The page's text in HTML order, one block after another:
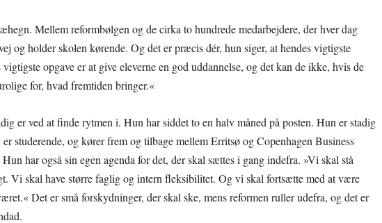
Mellem reformbølgen og de cirka to hundrede medarbejdere, der hver dag
og holder skolen kørende. Og det er præcis dér, hun siger, at hendes vigtigste
opgave er at give eleverne en god uddannelse, og det kan de ikke, hvis de
for, hvad fremtiden bringer.«
er ved at finde rytmen i. Hun har siddet to en halv måned på posten. Hun er stadig
studerende, og kører frem og tilbage mellem Erritsø og Copenhagen Business
har også sin egen agenda for det, der skal sættes i gang indefra. »Vi skal stå
Vi skal have større faglig og intern fleksibilitet. Og vi skal fortsætte med at være
Det er små forskydninger, der skal ske, mens reformen ruller udefra, og det er